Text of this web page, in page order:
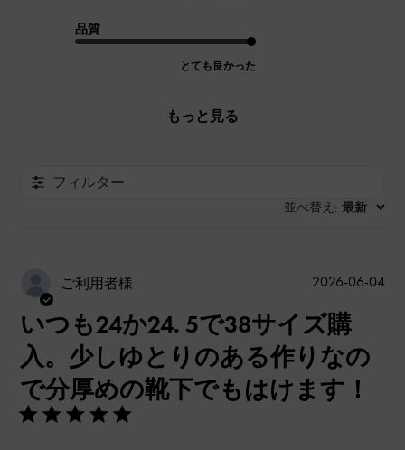
品質
とても良かった
もっと見る
フィルター
並べ替え : 最新
ご利用者様
いつも24か24. 5で38サイズ購
入。少しゆとりのある作りなの
で分厚めの靴下でもはけます！
公
2026-06-04